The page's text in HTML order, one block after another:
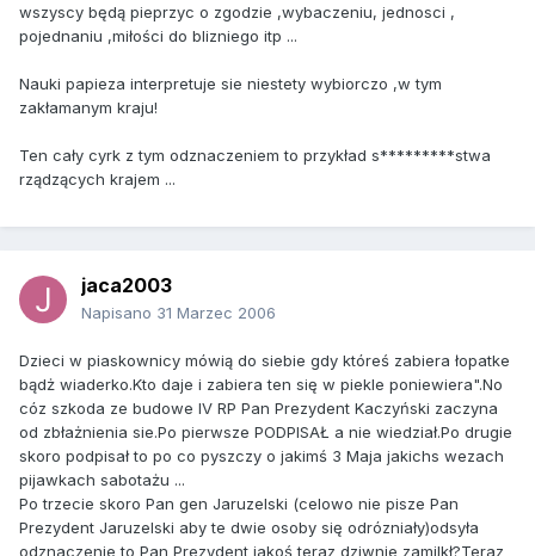
wszyscy będą pieprzyc o zgodzie ,wybaczeniu, jednosci ,
pojednaniu ,miłości do blizniego itp ...
Nauki papieza interpretuje sie niestety wybiorczo ,w tym
zakłamanym kraju!
Ten cały cyrk z tym odznaczeniem to przykład s*********stwa
rządzących krajem ...
jaca2003
Napisano 31 Marzec 2006
Dzieci w piaskownicy mówią do siebie gdy któreś zabiera łopatke
bądż wiaderko.Kto daje i zabiera ten się w piekle poniewiera".No
cóz szkoda ze budowe IV RP Pan Prezydent Kaczyński zaczyna
od zbłażnienia sie.Po pierwsze PODPISAŁ a nie wiedział.Po drugie
skoro podpisał to po co pyszczy o jakimś 3 Maja jakichs wezach
pijawkach sabotażu ...
Po trzecie skoro Pan gen Jaruzelski (celowo nie pisze Pan
Prezydent Jaruzelski aby te dwie osoby się odrózniały)odsyła
odznaczenie to Pan Prezydent jakoś teraz dziwnie zamilkł?Teraz